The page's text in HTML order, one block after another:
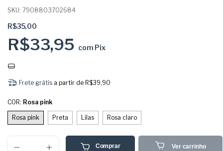
SKU: 7908803702684
R$35,00
R$33,95 com Pix
Frete grátis a partir de R$39,90
COR: Rosa pink
Rosa pink Preta Lilas Rosa claro
Comprar Ver carrinho